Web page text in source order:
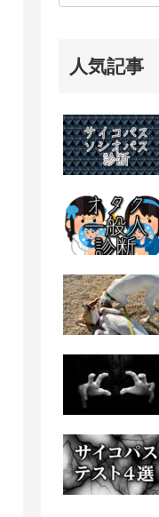
人気記事